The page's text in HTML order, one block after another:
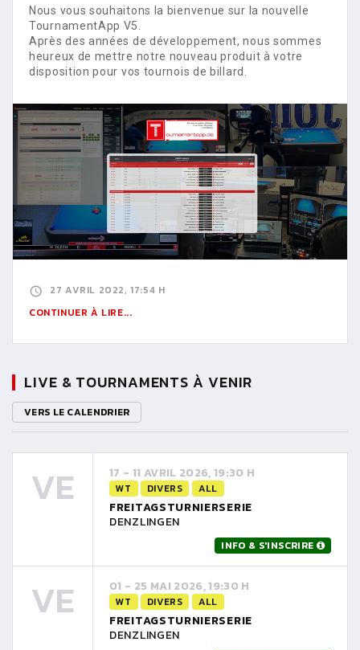
Nous vous souhaitons la bienvenue sur la nouvelle
TournamentApp V5.
Après des années de développement, nous sommes
heureux de mettre notre nouveau produit à votre
disposition pour vos tournois de billard.
27 AVRIL 2022, 17:54 H
CONTINUER À LIRE...
LIVE & TOURNAMENTS À VENIR
VERS LE CALENDRIER
VE 17 - 11 AVRIL 2026, 19:30 H
WT DIVERS ALL
FREITAGSTURNIERSERIE
DENZLINGEN
INFO & S'INSCRIRE
VE 01 - 25 MAI 2026, 19:30 H
WT DIVERS ALL
FREITAGSTURNIERSERIE
DENZLINGEN